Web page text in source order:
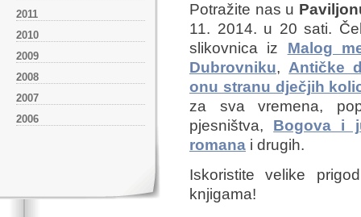
2011
2010
2009
2008
2007
2006
Potražite nas u
11. 2014. u 20 sati.
slikovnica iz Malog
Dubrovniku,Antičke
onu stranu dječjih
za sva vremena,
pjesništva, Bogova i
romana i drugih.
Iskoristite velike
knjigama!